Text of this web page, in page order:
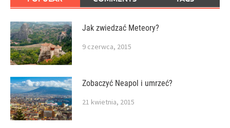
Jak zwiedzać Meteory?
9 czerwca, 2015
Zobaczyć Neapol i umrzeć?
21 kwietnia, 2015